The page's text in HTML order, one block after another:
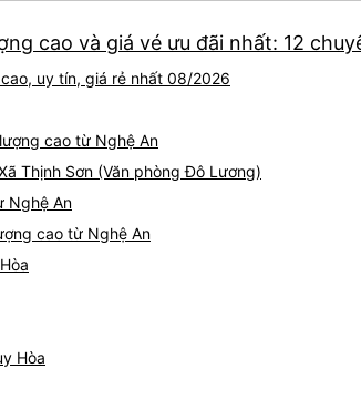
cao và giá vé ưu đãi nhất: 12
uy tín, giá rẻ nhất 08/2026
cao từ Nghệ An
Thịnh Sơn (Văn phòng Đô Lương)
Nghệ An
cao từ Nghệ An
Hòa